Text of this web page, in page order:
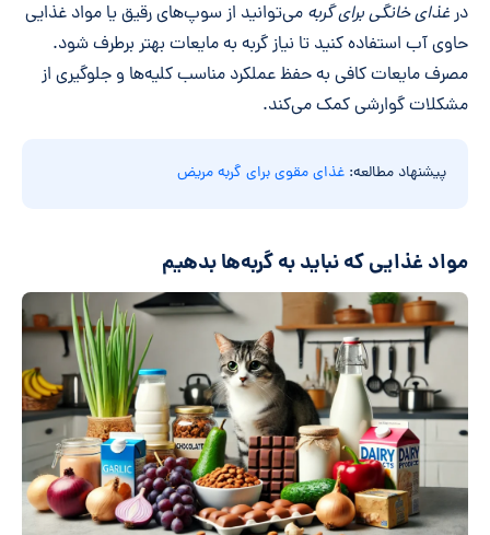
درغذای خانگی برای گربه می‌توانید از سوپ‌های رقیق یا مواد غذایی
حاوی آب استفاده کنید تا نیاز گربه به مایعات بهتر برطرف شود.
مصرف مایعات کافی به حفظ عملکرد مناسب کلیه‌ها و جلوگیری از
مشکلات گوارشی کمک می‌کند.
پیشنهاد مطالعه: غذای مقوی برای گربه مریض
مواد غذایی که نباید به گربه‌ها بدهیم